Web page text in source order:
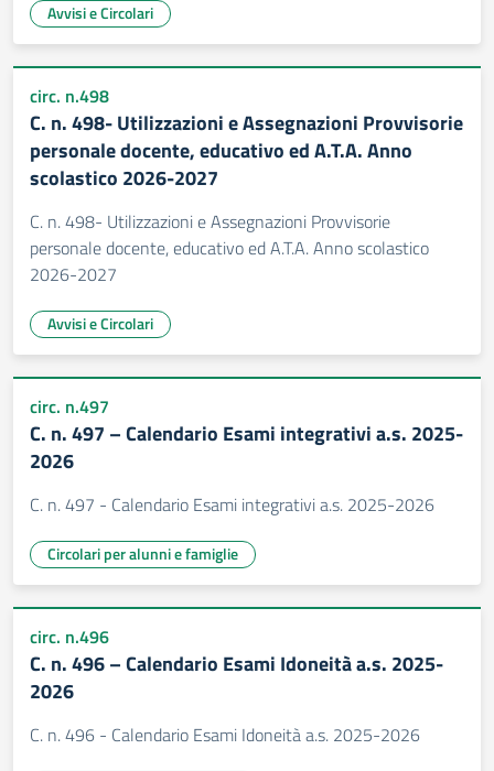
Avvisi e Circolari
circ. n.498
C. n. 498- Utilizzazioni e Assegnazioni Provvisorie
personale docente, educativo ed A.T.A. Anno
scolastico 2026-2027
C. n. 498- Utilizzazioni e Assegnazioni Provvisorie
personale docente, educativo ed A.T.A. Anno scolastico
2026-2027
Avvisi e Circolari
circ. n.497
C. n. 497 – Calendario Esami integrativi a.s. 2025-
2026
C. n. 497 - Calendario Esami integrativi a.s. 2025-2026
Circolari per alunni e famiglie
circ. n.496
C. n. 496 – Calendario Esami Idoneità a.s. 2025-
2026
C. n. 496 - Calendario Esami Idoneità a.s. 2025-2026